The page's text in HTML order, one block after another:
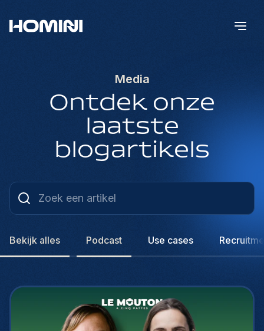
Media
Ontdek onze
laatste
blogartikels
Bekijk alles Podcast Use cases